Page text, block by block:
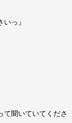
っ』
て聞いていてくださ